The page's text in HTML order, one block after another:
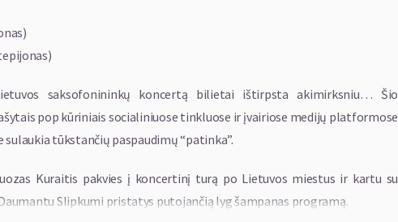
saksofonininkų koncertą bilietai ištirpsta akimirksniu… Šio
pop kūriniais socialiniuose tinkluose ir įvairiose medijų platformose
tūkstančių paspaudimų “patinka”.
Kuraitis pakvies į koncertinį turą po Lietuvos miestus ir kartu su
Slipkumi pristatys putojančią lyg šampanas programą.